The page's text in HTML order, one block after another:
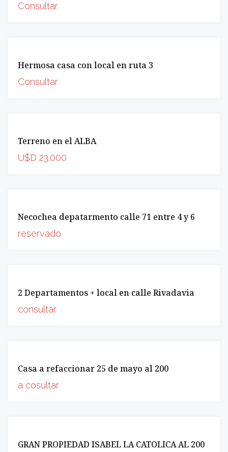
Consultar
OPORTUNIDAD
Hermosa casa con local en ruta 3
Consultar
OPORTUNIDAD
Terreno en el ALBA
U$D 23.000
OPORTUNIDAD
Necochea depatarmento calle 71 entre 4 y 6
reservado
INCREIBLE
2 Departamentos + local en calle Rivadavia
consultar
OPORTUNIDAD
Casa a refaccionar 25 de mayo al 200
a cosultar
OPORTUNIDAD
GRAN PROPIEDAD ISABEL LA CATOLICA AL 200